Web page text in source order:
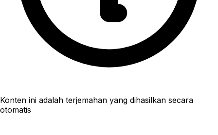
Konten ini adalah terjemahan yang dihasilkan secara
otomatis